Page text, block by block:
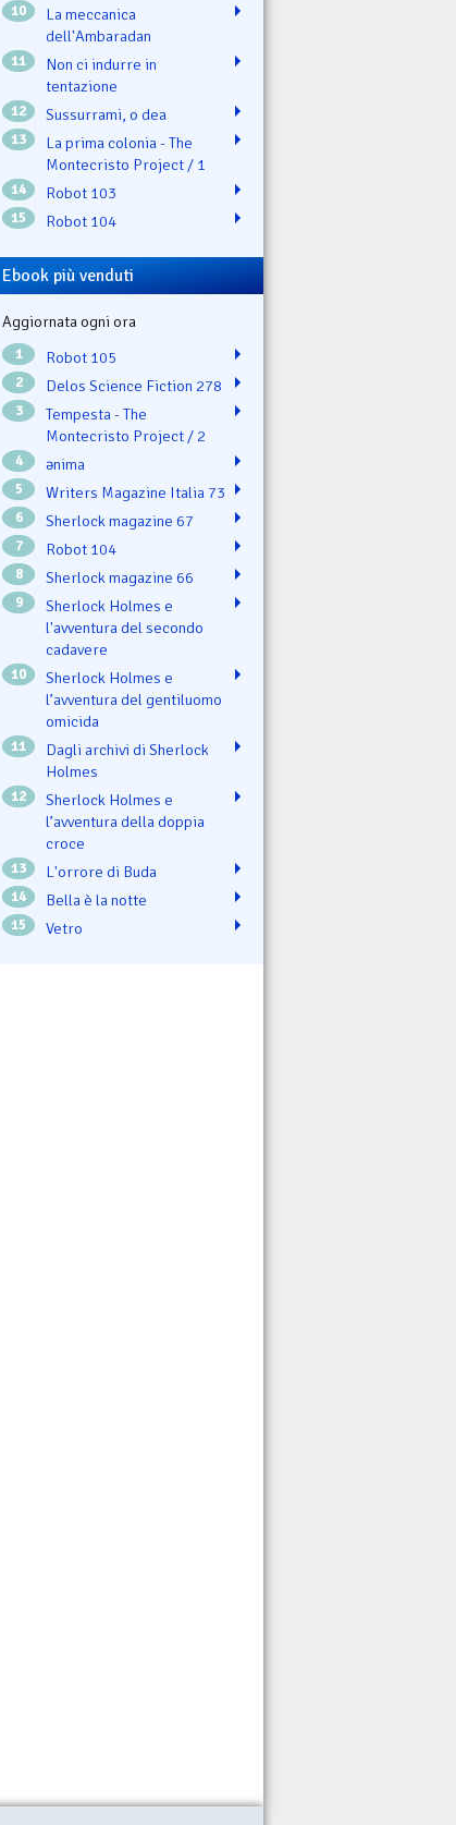
10
La meccanica
dell'Ambaradan
11
Non ci indurre in
tentazione
12 Sussurrami, o dea
13
La prima colonia - The
Montecristo Project / 1
14 Robot 103
15 Robot 104
Ebook più venduti
Aggiornata ogni ora
1 Robot 105
2 Delos Science Fiction 278
3
Tempesta - The
Montecristo Project / 2
4 ənima
5 Writers Magazine Italia 73
6 Sherlock magazine 67
7 Robot 104
8 Sherlock magazine 66
9
Sherlock Holmes e
l'avventura del secondo
cadavere
10
Sherlock Holmes e
l’avventura del gentiluomo
omicida
11
Dagli archivi di Sherlock
Holmes
12
Sherlock Holmes e
l’avventura della doppia
croce
13 L'orrore di Buda
14 Bella è la notte
15 Vetro